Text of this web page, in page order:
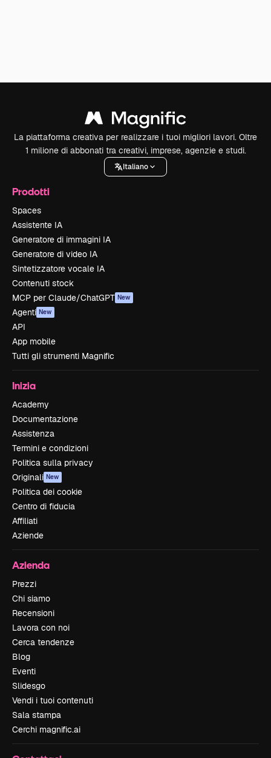
La piattaforma creativa per realizzare i tuoi migliori lavori. Oltre
1 milione di abbonati tra creativi, imprese, agenzie e studi.
Italiano
Prodotti
Spaces
Assistente IA
Generatore di immagini IA
Generatore di video IA
Sintetizzatore vocale IA
Contenuti stock
MCP per Claude/ChatGPT New
Agenti New
API
App mobile
Tutti gli strumenti Magnific
Inizia
Academy
Documentazione
Assistenza
Termini e condizioni
Politica sulla privacy
Originali New
Politica dei cookie
Centro di fiducia
Affiliati
Aziende
Azienda
Prezzi
Chi siamo
Recensioni
Lavora con noi
Cerca tendenze
Blog
Eventi
Slidesgo
Vendi i tuoi contenuti
Sala stampa
Cerchi magnific.ai